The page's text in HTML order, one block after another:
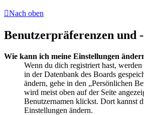
Nach oben
Benutzerpräferenzen und
Wie kann ich meine Einstellungen
Wenn du dich registriert hast,
in der Datenbank des Boards
ändern, gehe in den „Persönlichen
wird meist oben auf der Seite
Benutzernamen klickst. Dort kannst
Einstellungen ändern.